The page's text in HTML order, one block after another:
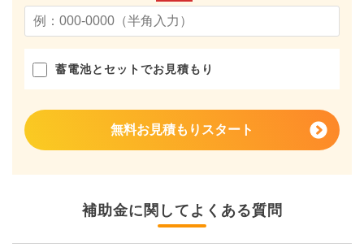
蓄電池とセットでお見積もり
無料お見積もりスタート
補助金に関してよくある質問